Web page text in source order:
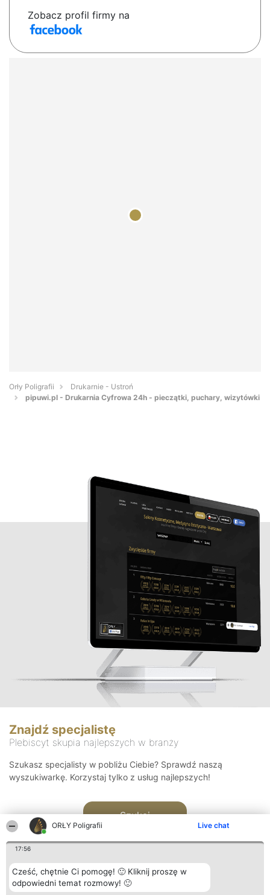
ORŁY Poligrafii Live chat
17:56
Cześć, chętnie Ci pomogę! 🙂 Kliknij proszę w
odpowiedni temat rozmowy! 🙂
Zobacz profil firmy na
Orły Poligrafii
Drukarnie - Ustroń
pipuwi.pl - Drukarnia Cyfrowa 24h - pieczątki, puchary, wizytówki
Znajdź specjalistę
Plebiscyt skupia najlepszych w branży
Szukasz specjalisty w pobliżu Ciebie? Sprawdź naszą
wyszukiwarkę. Korzystaj tylko z usług najlepszych!
Szukaj